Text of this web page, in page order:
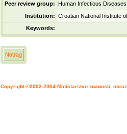
Peer review group:
Human Infectious
Institution: Croatian National Institute
Keywords:
Natrag
Copyright ©2002-2004 Ministarstvo znanosti,